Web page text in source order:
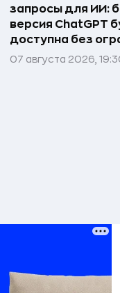
запросы для ИИ:
версия ChatGPT
доступна без
07 августа 2026,